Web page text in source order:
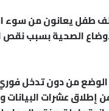
إلى أن هناك ما يزيد على 65
الصحية بسبب نقص
الوضع من دون تدخل
عن إطلاق عشرات